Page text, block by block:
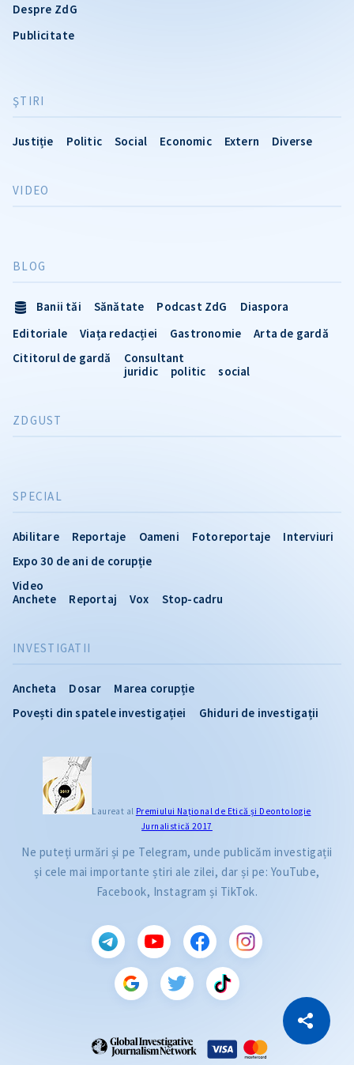
Copiază Link
Despre ZdG
Publicitate
ŞTIRI
Justiție Politic Social Economic Extern Diverse
INVESTIGATII
Ancheta Dosar
Marea corupție
Povești din spatele investigației
Ghiduri de investigații
VIDEO
SPECIAL
Abilitare Reportaje Oameni Fotoreportaje
Interviuri
Expo 30 de ani de corupție
Video
Anchete
Reportaj Vox Stop-cadru
BLOG
Banii tăi Sănătate Podcast ZdG
Diaspora
Editoriale
Viața redacției Gastronomie
Arta de gardă
Cititorul de gardă
Consultant
juridic
politic social
ZDGUST
Laureat al Premiului Naţional de Etică și Deontologie
Jurnalistică 2017
Ne puteți urmări și pe Telegram, unde publicăm investigații
și cele mai importante știri ale zilei, dar și pe: YouTube,
Facebook, Instagram și TikTok.